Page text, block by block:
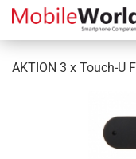
AKTION 3 x Touch-U